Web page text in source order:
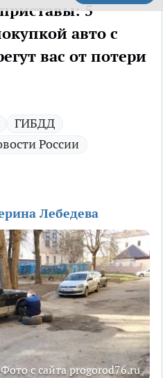
5
авто с
вас от потери
ГИБДД
России
Лебедева
Фото с сайта progorod76.ru